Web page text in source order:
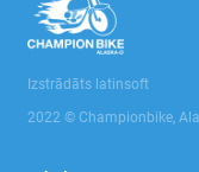
Izstrādāts latinsoft
2022 © Championbike,